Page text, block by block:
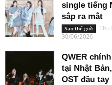
single tiếng
sắp ra mắt
Sao thế giới Thu
30/06/2026
QWER
tại Nhật
OST đầu tay